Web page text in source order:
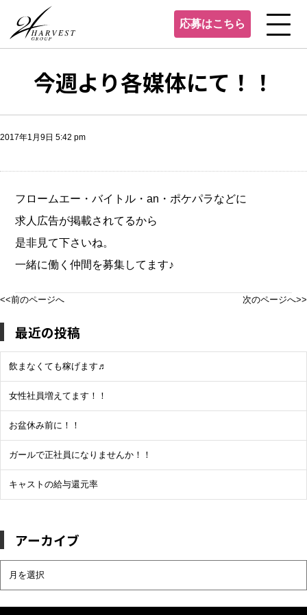
応募はこちら
今週より各媒体にて！！
2017年1月9日 5:42 pm
フロームエー・バイトル・an・ポケパラなどに
求人広告が掲載されてるから
是非見て下さいね。
一緒に働く仲間を募集してます♪
<<前のページへ 次のページへ>>
最近の投稿
飲まなくても稼げます♬
女性社員増えてます！！
お盆休み前に！！
ガールで正社員になりませんか！！
キャストの給与還元率
アーカイブ
ー
イ